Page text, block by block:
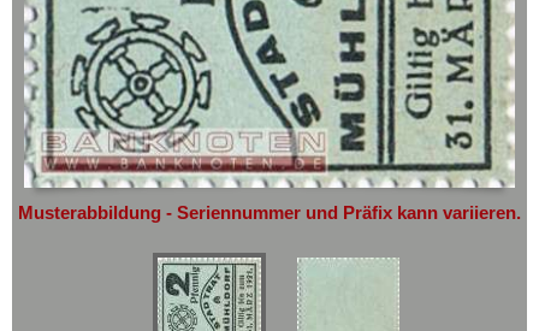
verkaufen?
Dann sind Sie bei uns genau richtig
Senden Sie uns einfach ein
Übersichtsbild Ihrer Banknoten an
info@banknoten.de.
Weitere Informationen zum Ankauf
finden Siehier.
Mühlberg
Mühldorf
Mühlhausen
Mühlhausen im Elsass
Mülsen-St. Jacob
München
Münchenbernsdorf
Afrika
Amerika
Australien & Ozeanien
Musterabbildung - Seriennummer und Präfix kann variieren.